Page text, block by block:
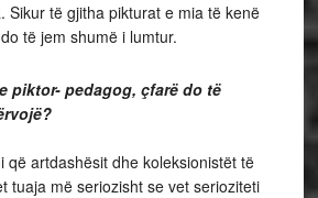
Sikur të gjitha pikturat e mia të kenë
të jem shumë i lumtur.
piktor- pedagog, çfarë do të
që artdashësit dhe koleksionistët të
tuaja më seriozisht se vet serioziteti